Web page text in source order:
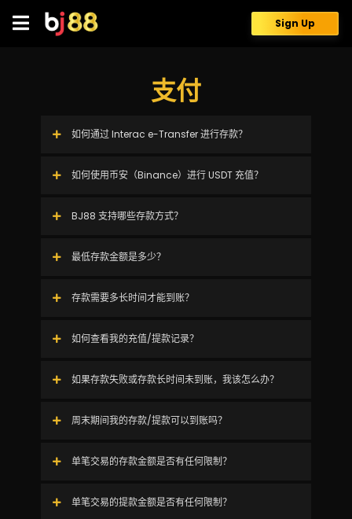
content
Sign Up
支付
如何通过 Interac e-Transfer 进行存款？
如何使用币安（Binance）进行 USDT 充值？
BJ88 支持哪些存款方式？
最低存款金额是多少？
存款需要多长时间才能到账？
如何查看我的充值/提款记录？
如果存款失败或存款长时间未到账，我该怎么办？
周末期间我的存款/提款可以到账吗？
单笔交易的存款金额是否有任何限制？
单笔交易的提款金额是否有任何限制？